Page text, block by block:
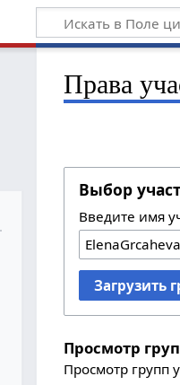
Права
Выбор
Введите имя
Загрузить
Просмотр
Просмотр групп